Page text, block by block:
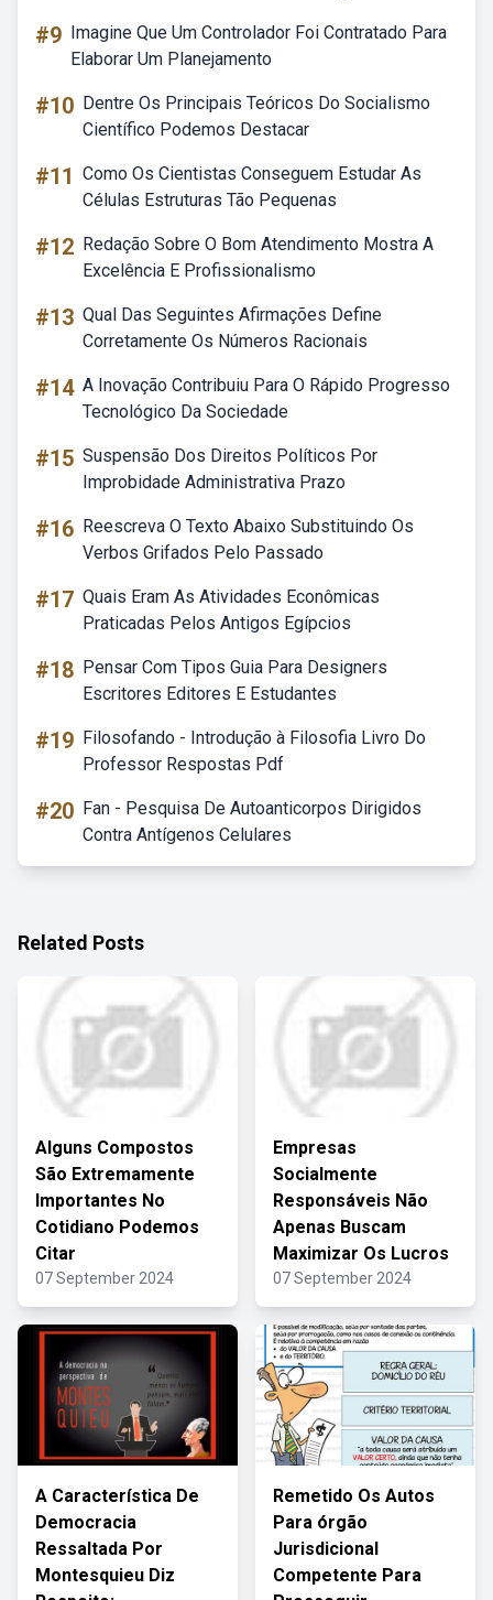
#9 Imagine Que Um Controlador Foi Contratado Para
Elaborar Um Planejamento
#10 Dentre Os Principais Teóricos Do Socialismo
Científico Podemos Destacar
#11 Como Os Cientistas Conseguem Estudar As
Células Estruturas Tão Pequenas
#12 Redação Sobre O Bom Atendimento Mostra A
Excelência E Profissionalismo
#13 Qual Das Seguintes Afirmações Define
Corretamente Os Números Racionais
#14 A Inovação Contribuiu Para O Rápido Progresso
Tecnológico Da Sociedade
#15 Suspensão Dos Direitos Políticos Por
Improbidade Administrativa Prazo
#16 Reescreva O Texto Abaixo Substituindo Os
Verbos Grifados Pelo Passado
#17 Quais Eram As Atividades Econômicas
Praticadas Pelos Antigos Egípcios
#18 Pensar Com Tipos Guia Para Designers
Escritores Editores E Estudantes
#19 Filosofando - Introdução à Filosofia Livro Do
Professor Respostas Pdf
#20 Fan - Pesquisa De Autoanticorpos Dirigidos
Contra Antígenos Celulares
Related Posts
Alguns Compostos
São Extremamente
Importantes No
Cotidiano Podemos
Citar
07 September 2024
Empresas
Socialmente
Responsáveis Não
Apenas Buscam
Maximizar Os Lucros
07 September 2024
A Característica De
Democracia
Ressaltada Por
Montesquieu Diz
Remetido Os Autos
Para órgão
Jurisdicional
Competente Para